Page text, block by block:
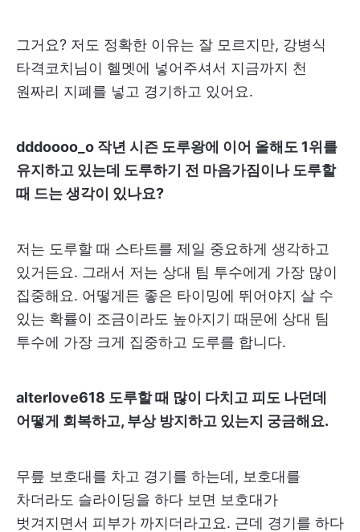
그거요? 저도 정확한 이유는 잘 모르지만, 강병식
타격코치님이 헬멧에 넣어주셔서 지금까지 천
원짜리 지폐를 넣고 경기하고 있어요.
dddoooo_o 작년 시즌 도루왕에 이어 올해도 1위를
유지하고 있는데 도루하기 전 마음가짐이나 도루할
때 드는 생각이 있나요?
저는 도루할 때 스타트를 제일 중요하게 생각하고
있거든요. 그래서 저는 상대 팀 투수에게 가장 많이
집중해요. 어떻게든 좋은 타이밍에 뛰어야지 살 수
있는 확률이 조금이라도 높아지기 때문에 상대 팀
투수에 가장 크게 집중하고 도루를 합니다.
alterlove618 도루할 때 많이 다치고 피도 나던데
어떻게 회복하고, 부상 방지하고 있는지 궁금해요.
무릎 보호대를 차고 경기를 하는데, 보호대를
차더라도 슬라이딩을 하다 보면 보호대가
벗겨지면서 피부가 까지더라고요. 근데 경기를 하다